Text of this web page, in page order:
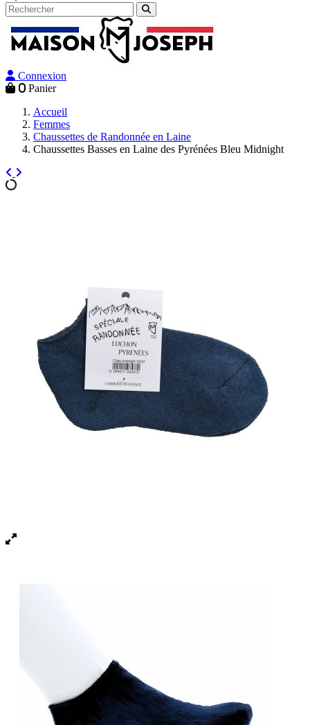
Connexion
0 Panier
Accueil
Femmes
Chaussettes de Randonnée en Laine
Chaussettes Basses en Laine des Pyrénées Bleu Midnight